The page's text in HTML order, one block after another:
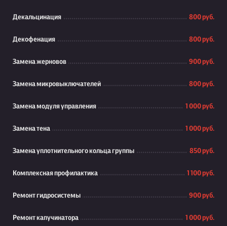
Декальцинация 800 руб.
Декофенация 800 руб.
Замена жерновов 900 руб.
Замена микровыключателей 800 руб.
Замена модуля управления 1 000 руб.
Замена тена 1 000 руб.
Замена уплотнительного кольца группы 850 руб.
Комплексная профилактика 1 100 руб.
Ремонт гидросистемы 900 руб.
Ремонт капучинатора 1 000 руб.